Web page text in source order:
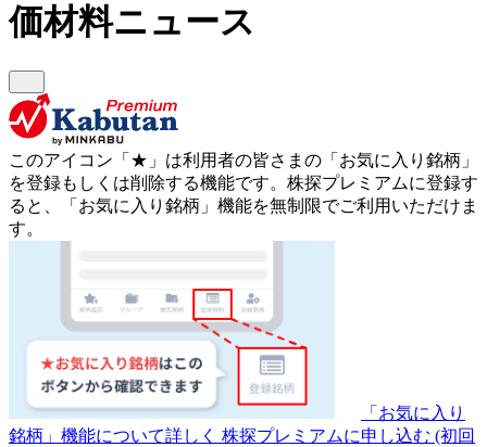
価材料ニュース
このアイコン 「★」 は利用者の皆さまの 「お気に入り銘柄」
を登録もしくは削除する機能です。 株探プレミアムに登録す
ると、「お気に入り銘柄」機能を無制限でご利用いただけま
す。
「お気に入り
銘柄」機能について詳しく 株探プレミアムに申し込む (初回